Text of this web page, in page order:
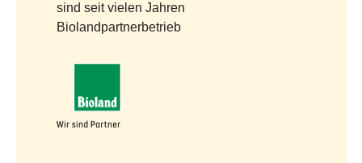
sind seit vielen Jahren
Biolandpartnerbetrieb